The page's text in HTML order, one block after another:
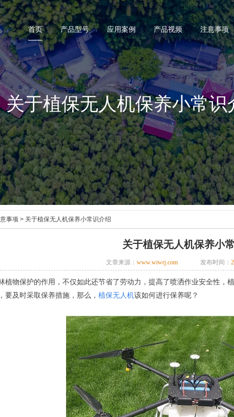
首页 产品型号 应用案例 产品视频 注意事项
关于植保无人机保养小常识
事项 > 关于植保无人机保养小常识介绍
关于植保无人机保养小
文章来源： www.wiwrj.com 发布时间：
植物保护的作用，不仅如此还节省了劳动力，提高了喷洒作业安全性，
要及时采取保养措施，那么， 植保无人机该如何进行保养呢？